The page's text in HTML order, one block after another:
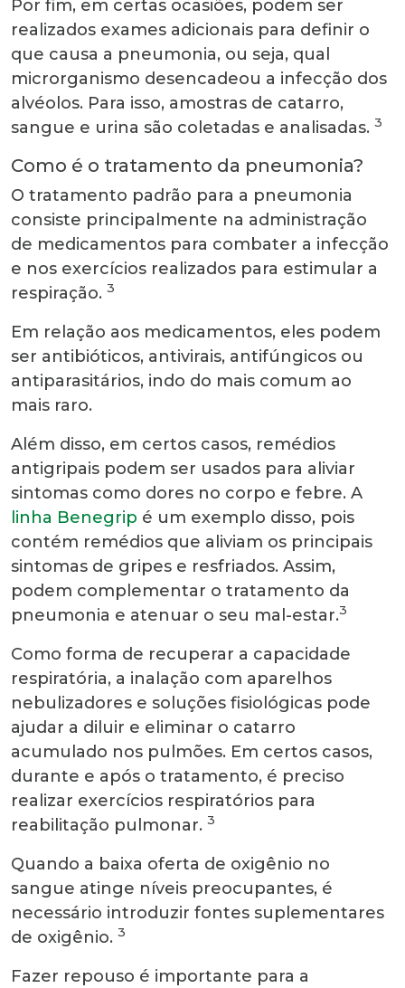
Por fim, em certas ocasiões, podem ser
realizados exames adicionais para definir o
que causa a pneumonia, ou seja, qual
microrganismo desencadeou a infecção dos
alvéolos. Para isso, amostras de catarro,
sangue e urina são coletadas e analisadas. 3
Como é o tratamento da pneumonia?
O tratamento padrão para a pneumonia
consiste principalmente na administração
de medicamentos para combater a infecção
e nos exercícios realizados para estimular a
respiração. 3
Em relação aos medicamentos, eles podem
ser antibióticos, antivirais, antifúngicos ou
antiparasitários, indo do mais comum ao
mais raro.
Além disso, em certos casos, remédios
antigripais podem ser usados para aliviar
sintomas como dores no corpo e febre. A
linha Benegrip é um exemplo disso, pois
contém remédios que aliviam os principais
sintomas de gripes e resfriados. Assim,
podem complementar o tratamento da
pneumonia e atenuar o seu mal-estar.3
Como forma de recuperar a capacidade
respiratória, a inalação com aparelhos
nebulizadores e soluções fisiológicas pode
ajudar a diluir e eliminar o catarro
acumulado nos pulmões. Em certos casos,
durante e após o tratamento, é preciso
realizar exercícios respiratórios para
reabilitação pulmonar. 3
Quando a baixa oferta de oxigênio no
sangue atinge níveis preocupantes, é
necessário introduzir fontes suplementares
de oxigênio. 3
Fazer repouso é importante para a